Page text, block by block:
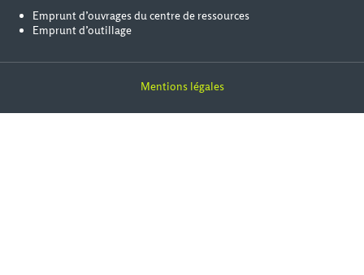
Emprunt d’ouvrages du centre de ressources
Emprunt d’outillage
Mentions légales